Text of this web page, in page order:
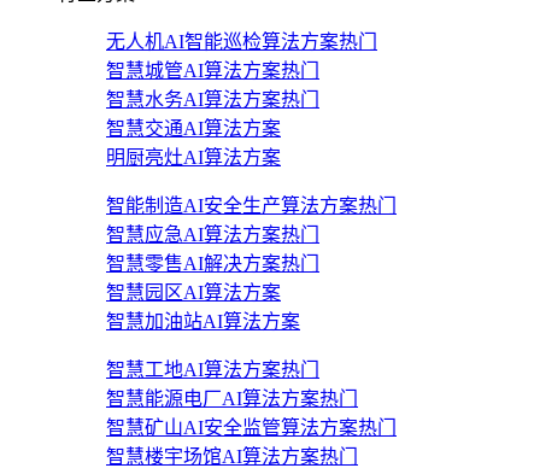
无人机AI智能巡检算法方案热门
智慧城管AI算法方案热门
智慧水务AI算法方案热门
智慧交通AI算法方案
明厨亮灶AI算法方案
智能制造AI安全生产算法方案热门
智慧应急AI算法方案热门
智慧零售AI解决方案热门
智慧园区AI算法方案
智慧加油站AI算法方案
智慧工地AI算法方案热门
智慧能源电厂AI算法方案热门
智慧矿山AI安全监管算法方案热门
智慧楼宇场馆AI算法方案热门